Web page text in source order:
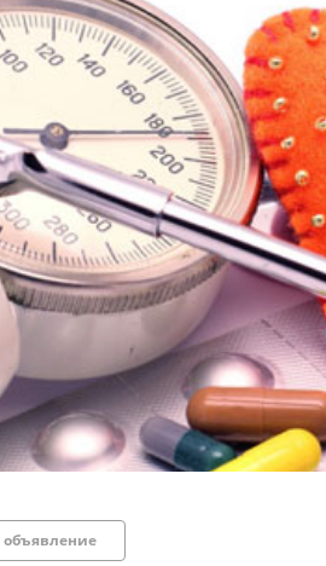
объявление